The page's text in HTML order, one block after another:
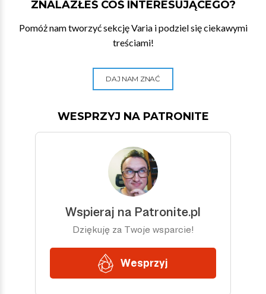
ZNALAZŁEŚ COŚ INTERESUJĄCEGO?
Pomóż nam tworzyć sekcję Varia i podziel się ciekawymi
treściami!
DAJ NAM ZNAĆ
WESPRZYJ NA PATRONITE